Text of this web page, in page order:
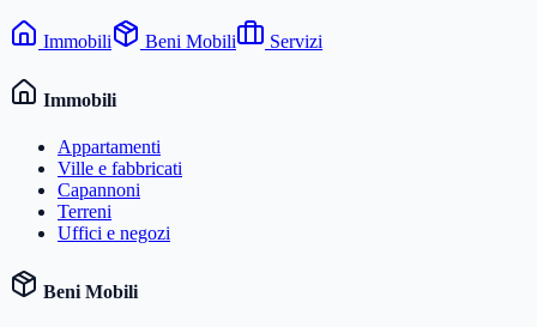
Immobili Beni Mobili Servizi
Immobili
Appartamenti
Ville e fabbricati
Capannoni
Terreni
Uffici e negozi
Beni Mobili